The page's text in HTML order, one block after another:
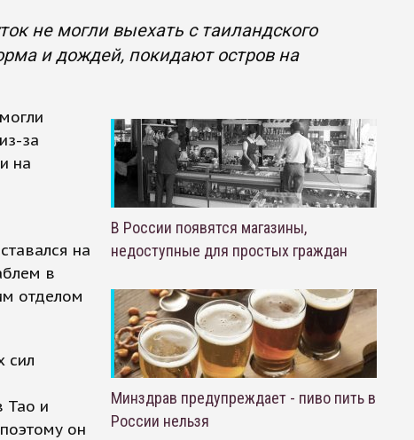
не могли выехать с таиландского
и дождей, покидают остров на
за
на
на
в
отделом
сил
Тао и
он
В России появятся магазины,
недоступные для простых граждан
Минздрав предупреждает - пиво пить в
России нельзя